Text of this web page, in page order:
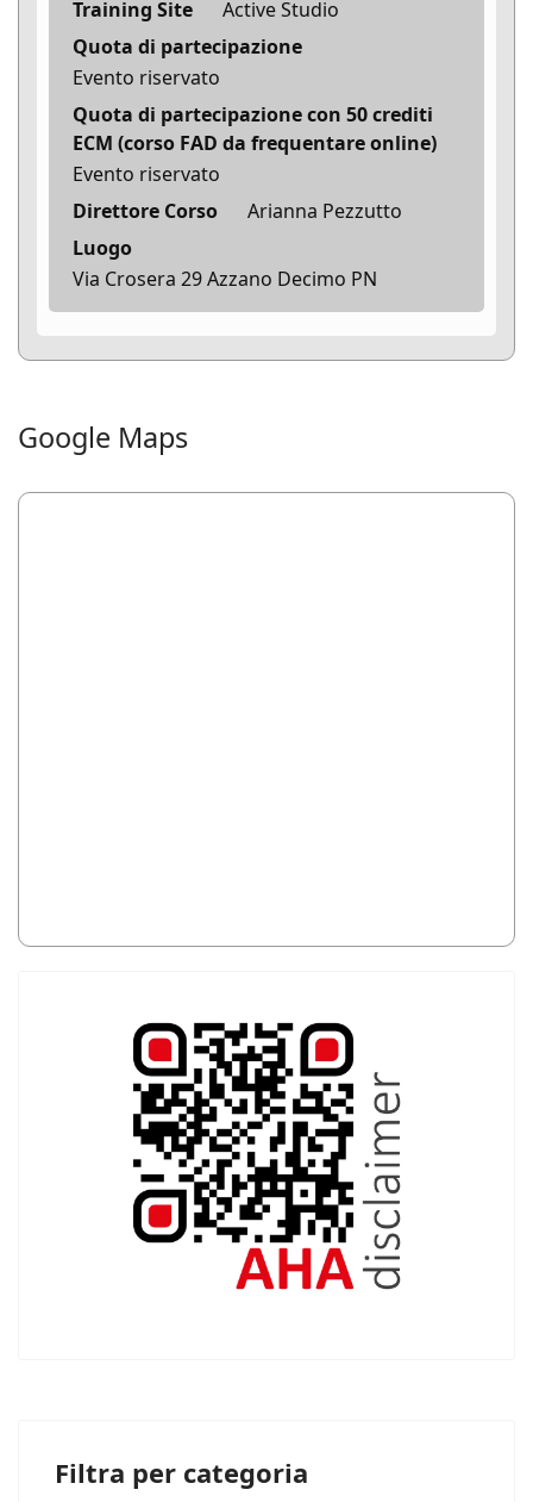
Training Site
Active Studio
Quota di partecipazione
Evento riservato
Quota di partecipazione con 50 crediti
ECM (corso FAD da frequentare online)
Evento riservato
Direttore Corso
Arianna Pezzutto
Luogo
Via Crosera 29 Azzano Decimo PN
Google Maps
Filtra per categoria